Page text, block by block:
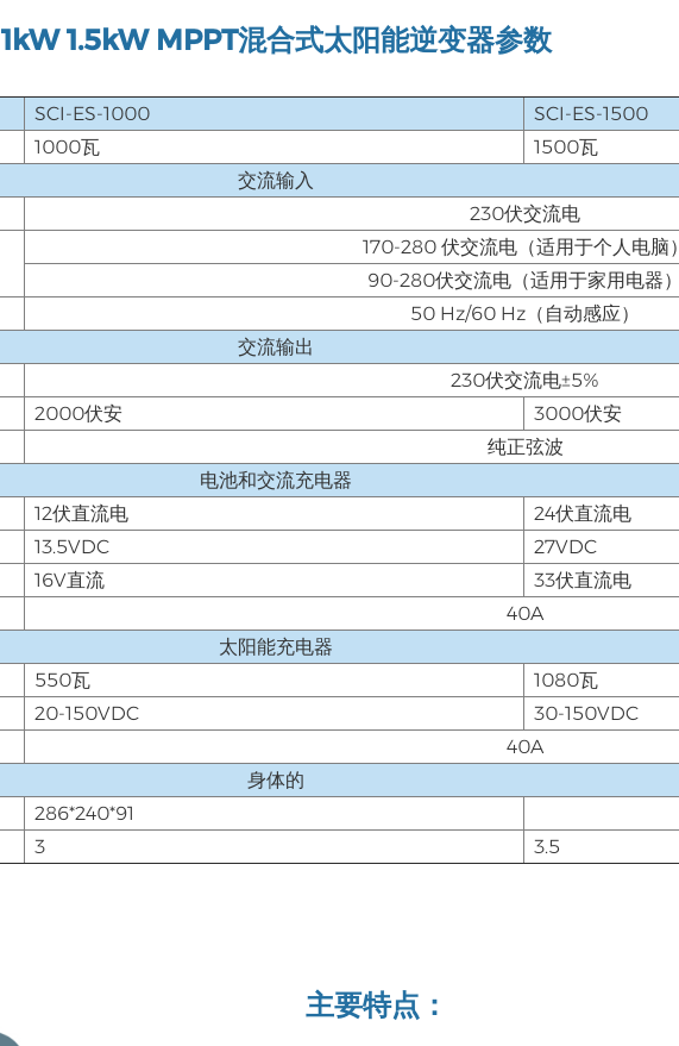
1kW 1.5kW MPPT混合式太阳能逆变器参数
SCI-ES-1000
SCI-ES-1500
1000瓦
1500瓦
交流输入
230伏交流电
170-280 伏交流电（适用于个人电脑）
90-280伏交流电（适用于家用电器）
50 Hz/60 Hz（自动感应）
交流输出
230伏交流电±5%
2000伏安
3000伏安
纯正弦波
电池和交流充电器
12伏直流电
24伏直流电
13.5VDC
27VDC
16V直流
33伏直流电
40A
太阳能充电器
550瓦
1080瓦
20-150VDC
30-150VDC
40A
身体的
286*240*91
3 3.5
主要特点：